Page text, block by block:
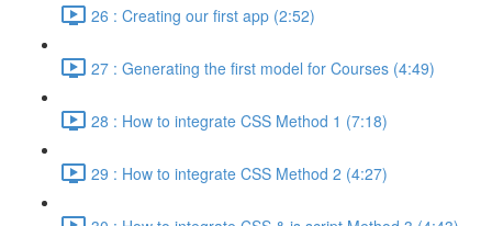
26 : Creating our first app (2:52)
27 : Generating the first model for Courses (4:49)
28 : How to integrate CSS Method 1 (7:18)
29 : How to integrate CSS Method 2 (4:27)